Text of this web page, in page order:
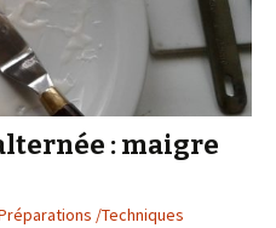
: maigre
/Techniques